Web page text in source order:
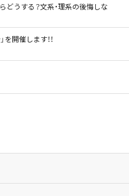
どうする？文系・理系の後悔しな
開催します！！